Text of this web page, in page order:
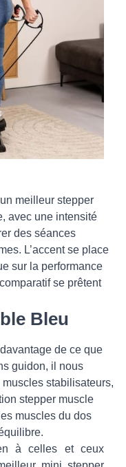
meilleur stepper
avec une intensité
des séances
L’accent se place
sur la performance
se prêtent
Bleu
de ce que
guidon, il nous
stabilisateurs,
stepper muscle
muscles du dos
à celles et ceux